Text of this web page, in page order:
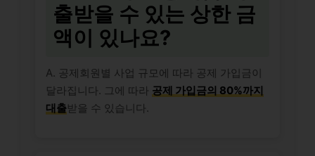
출받을 수 있는 상한 금
액이 있나요?
A. 공제회원별 사업 규모에 따라 공제 가입금이
달라집니다. 그에 따라 공제 가입금의 80%까지
대출받을 수 있습니다.